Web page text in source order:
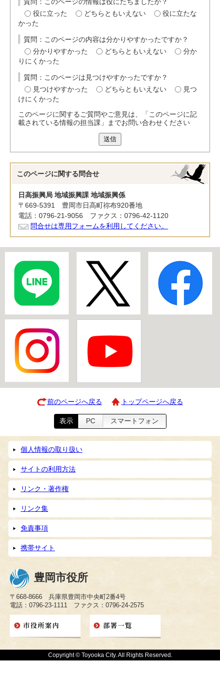
質問：このページの情報は役にたちましたか？
役に立った
どちらともいえない
役に立たな
かった
質問：このページの内容は分かりやすかったですか？
分かりやすかった
どちらともいえない
分か
りにくかった
質問：このページは見つけやすかったですか？
見つけやすかった
どちらともいえない
見つ
けにくかった
このページに関するご質問やご意見は、「このページに記
載されている情報の担当課」までお問い合わせください
送信
このページに関する 問合せ
日高振興局 地域振興課 地域振興係
〒669-5391 豊岡市日高町祢布920番地
電話：0796-21-9056 ファクス：0796-42-1120
問合せは専用フォームを利用してください。
前のページへ戻る トップページへ戻る
表示 PC スマートフォン
個人情報の取り扱い
サイトの利用方法
リンク・著作権
リンク集
免責事項
携帯サイト
豊岡市役所
〒668-8666 兵庫県豊岡市中央町2番4号
電話：0796-23-1111 ファクス：0796-24-2575
Copyright © Toyooka City. All Rights Reserved.